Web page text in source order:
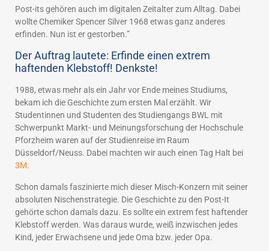
Post-its gehören auch im digitalen Zeitalter zum Alltag. Dabei
wollte Chemiker Spencer Silver 1968 etwas ganz anderes
erfinden. Nun ist er gestorben.”
Der Auftrag lautete: Erfinde einen extrem
haftenden Klebstoff! Denkste!
1988, etwas mehr als ein Jahr vor Ende meines Studiums,
bekam ich die Geschichte zum ersten Mal erzählt. Wir
Studentinnen und Studenten des Studiengangs BWL mit
Schwerpunkt Markt- und Meinungsforschung der Hochschule
Pforzheim waren auf der Studienreise im Raum
Düsseldorf/Neuss. Dabei machten wir auch einen Tag Halt bei
3M.
Schon damals faszinierte mich dieser Misch-Konzern mit seiner
absoluten Nischenstrategie. Die Geschichte zu den Post-It
gehörte schon damals dazu. Es sollte ein extrem fest haftender
Klebstoff werden. Was daraus wurde, weiß inzwischen jedes
Kind, jeder Erwachsene und jede Oma bzw. jeder Opa.